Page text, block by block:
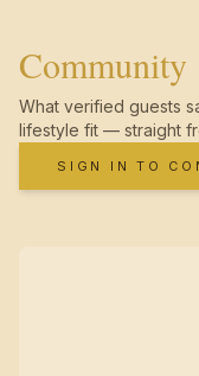
Community
What verified guests
lifestyle fit — straight
SIGN IN TO